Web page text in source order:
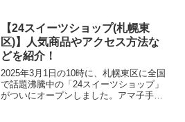
も多かったのではないでしょうか？しか
し、202...
【24スイーツショップ(札幌東
区)】人気商品やアクセス方法な
どを紹介！
2025年3月1日の10時に、札幌東区に全国
で話題沸騰中の「24スイーツショップ」
がついにオープンしました。アマ子手稲